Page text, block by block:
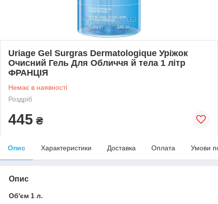
Uriage Gel Surgras Dermatologique Уріжок
Очисний Гель Для Обличчя й тела 1 літр
ФРАНЦІЯ
Немає в наявності
Роздріб
445 ₴
Опис Характеристики Доставка Оплата Умови
Опис
Об'єм 1 л.